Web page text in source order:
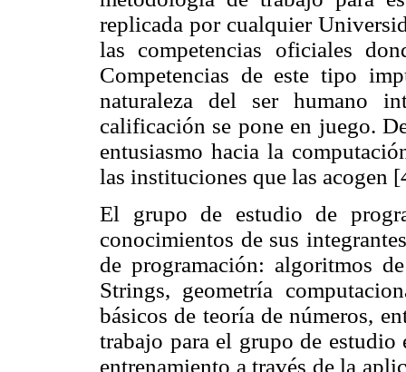
replicada por cualquier
las competencias oficiales
Competencias de este tipo
naturaleza del ser humano
calificación se pone en juego.
entusiasmo hacia la
las instituciones que las acogen
El grupo de estudio de
conocimientos de sus
de programación: algoritmos
Strings, geometría
básicos de teoría de números,
trabajo para el grupo de estudio
entrenamiento a través de la